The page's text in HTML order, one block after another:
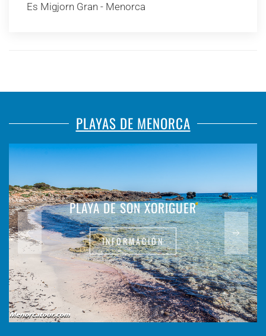
Es Migjorn Gran - Menorca
PLAYAS DE MENORCA
PLAYA DE SON XORIGUER
INFORMACIÓN